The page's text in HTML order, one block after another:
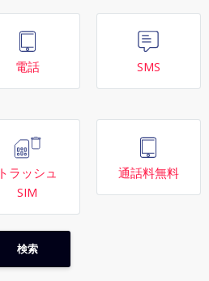
電話 SMS
トラッシュ
SIM
通話料無料
検索